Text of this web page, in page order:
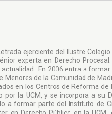
ejerciente del Ilustre
experta en Derecho
En 2006 entra a formar
de la Comunidad de
en los Centros de Reforma de
por la UCM, y se incorpora a su
a formar parte del Instituto de